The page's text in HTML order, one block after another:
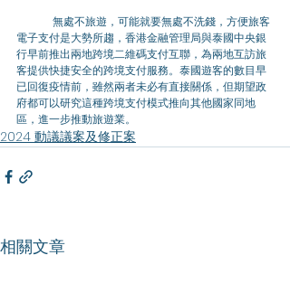
電子支付是大勢所趨，香港金融管理局與泰國中央銀
行早前推出兩地跨境二維碼支付互聯，為兩地互訪旅
客提供快捷安全的跨境支付服務。泰國遊客的數目早
已回復疫情前，雖然兩者未必有直接關係，但期望政
府都可以研究這種跨境支付模式推向其他國家同地
區，進一步推動旅遊業。
2024 動議議案及修正案
相關文章